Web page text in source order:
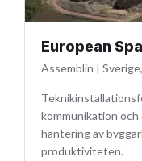
European
Assemblin |
kommunikation
hantering av
produktiviteten.